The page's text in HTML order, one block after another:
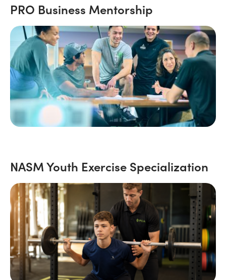
PRO Business Mentorship
NASM Youth Exercise Specialization